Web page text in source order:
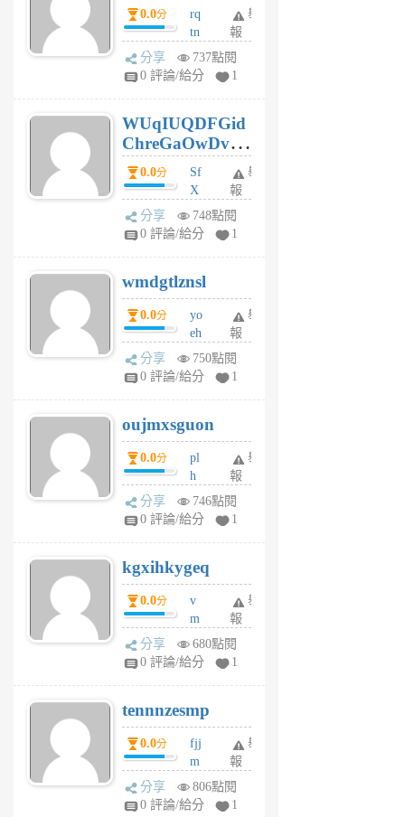
0.0分
rq
tn
jt
gl
個
月
前
舉
報
分享
737點閱
0 評論/給分
1
WUqIUQDFGid
ChreGaOwDv
dY0.0分
Sf
X
Pe
Jc
R
P
m
v
A
V
個
月
前
舉
報
分享
748點閱
0 評論/給分
1
wmdgtlznsl
0.0分
yo
eh
ld
gy
個
月
前
舉
報
分享
750點閱
0 評論/給分
1
oujmxsguon
0.0分
pl
h
wi
w
6
個
月
前
舉
報
分享
746點閱
0 評論/給分
1
kgxihkygeq
0.0分
v
m
sg
sr
6
個
月
前
舉
報
分享
680點閱
0 評論/給分
1
tennnzesmp
0.0分
fjj
m
w
rs
舉
報
分享
806點閱
0 評論/給分
1